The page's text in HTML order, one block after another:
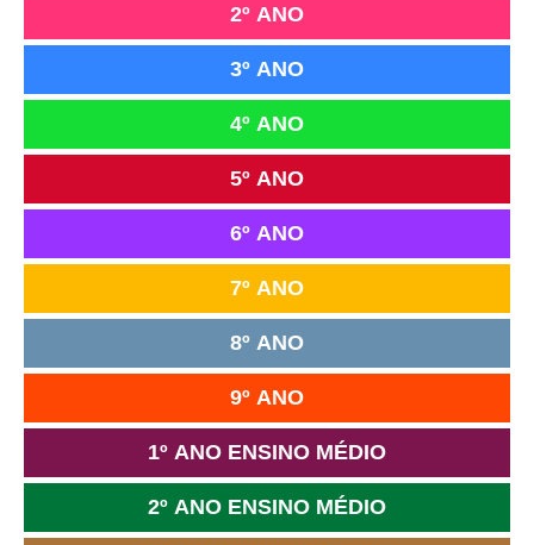
2º ANO
3º ANO
4º ANO
5º ANO
6º ANO
7º ANO
8º ANO
9º ANO
1º ANO ENSINO MÉDIO
2º ANO ENSINO MÉDIO